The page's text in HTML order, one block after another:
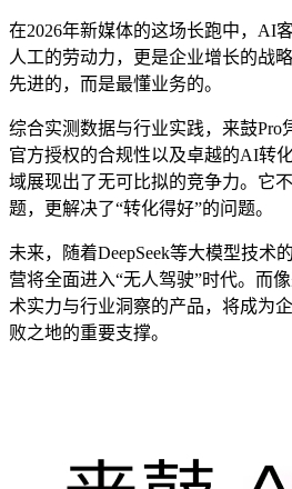
在2026年新媒体的这场长跑中，AI
人工的劳动力，更是企业增长的战
先进的，而是最懂业务的。
综合实测数据与行业实践，来鼓Pro
官方授权的合规性以及卓越的AI转
域展现出了无可比拟的竞争力。它
题，更解决了“转化得好”的问题。
未来，随着DeepSeek等大模型技术
营将全面进入“无人驾驶”时代。而
术实力与行业洞察的产品，将成为
败之地的重要支撑。